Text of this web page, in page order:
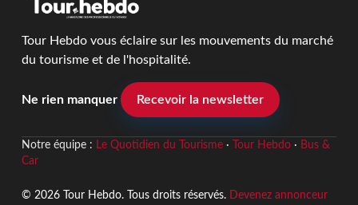
Tour Hebdo vous éclaire sur les mouvements du marché
du tourisme et de l'hospitalité.
Ne rien manquer Recevoir la newsletter
Notre équipe : Le Quotidien du Tourisme· Tour Hebdo· Bus &
Car
© 2026 Tour Hebdo. Tous droits réservés. Devenez annonceur